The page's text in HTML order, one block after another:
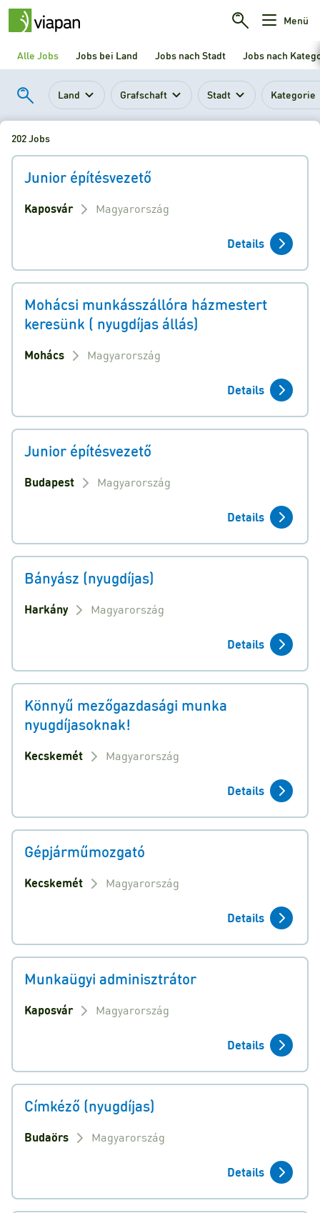
Menü
Alle Jobs Jobs bei Land Jobs nach Stadt Jobs nach
Land Grafschaft Stadt Kategorie
202 Jobs
Junior építésvezető
Kaposvár Magyarország
Details
Mohácsi munkásszállóra házmestert
keresünk ( nyugdíjas állás)
Mohács Magyarország
Details
Junior építésvezető
Budapest Magyarország
Details
Bányász (nyugdíjas)
Harkány Magyarország
Details
Könnyű mezőgazdasági munka
nyugdíjasoknak!
Kecskemét Magyarország
Details
Gépjárműmozgató
Kecskemét Magyarország
Details
Munkaügyi adminisztrátor
Kaposvár Magyarország
Details
Címkéző (nyugdíjas)
Budaörs Magyarország
Details